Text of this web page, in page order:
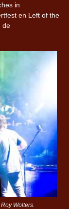
in
en Left of the
de
Wolters.